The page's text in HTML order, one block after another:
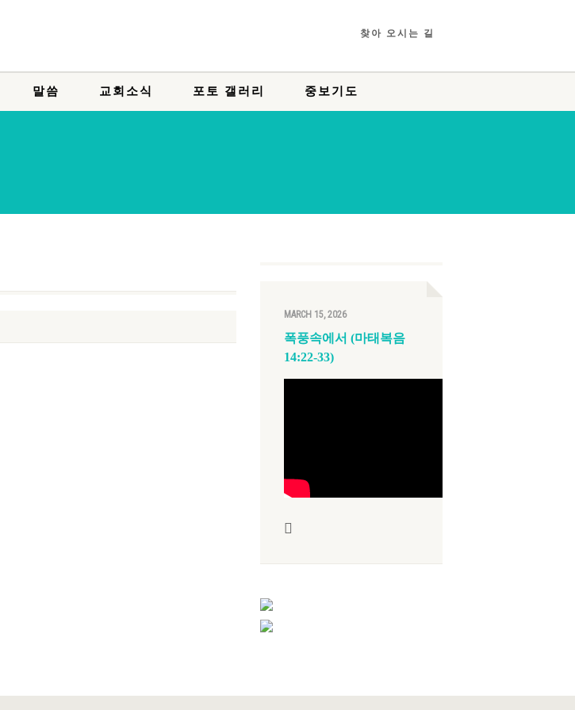
찾아 오시는 길
말씀 교회소식 포토 갤러리 중보기도
MARCH 15, 2026
폭풍속에서 (마태복음
14:22-33)